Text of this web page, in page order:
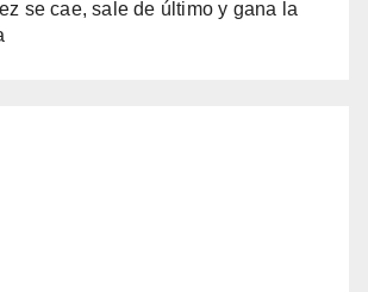
se cae, sale de último y gana la